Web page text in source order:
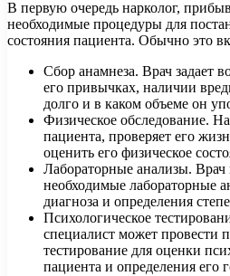
В первую очередь нарколог,
необходимые процедуры для
состояния пациента. Обычно это
Сбор анамнеза. Врач задает
его привычках, наличии
долго и в каком объеме он
Физическое обследование.
пациента, проверяет его
оценить его физическое
Лабораторные анализы. Врач
необходимые лабораторные
диагноза и определения
Психологическое
специалист может провести
тестирование для оценки
пациента и определения его